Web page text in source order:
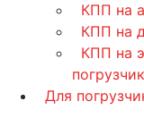
КПП на
КПП на
КПП на
Для